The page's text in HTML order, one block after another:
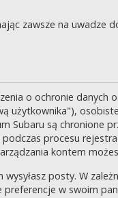
zawsze na uwadze
o ochronie
użytkownika"),
są chronione
procesu
kontem
posty. W
w swoim